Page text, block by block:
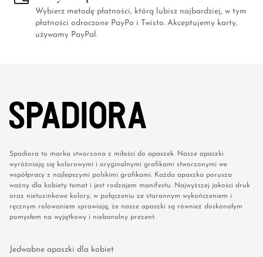
Wybierz metodę płatności, którą lubisz najbardziej, w tym
płatności odroczone PayPo i Twisto. Akceptujemy karty,
używamy PayPal.
Spadiora to marka stworzona z miłości do apaszek. Nasze apaszki
wyróżniają się kolorowymi i oryginalnymi grafikami stworzonymi we
współpracy z najlepszymi polskimi grafikami. Każda apaszka porusza
ważny dla kobiety temat i jest rodzajem manifestu. Najwyższej jakości druk
oraz nietuzinkowe kolory, w połączeniu ze starannym wykończeniem i
ręcznym rolowaniem sprawiają, że nasze apaszki są również doskonałym
pomysłem na wyjątkowy i niebanalny prezent.
Jedwabne apaszki dla kobiet